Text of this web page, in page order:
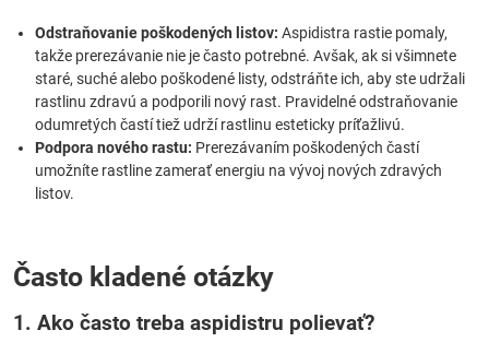
Odstraňovanie poškodených listov: Aspidistra rastie pomaly,
takže prerezávanie nie je často potrebné. Avšak, ak si všimnete
staré, suché alebo poškodené listy, odstráňte ich, aby ste udržali
rastlinu zdravú a podporili nový rast. Pravidelné odstraňovanie
odumretých častí tiež udrží rastlinu esteticky príťažlivú.
Podpora nového rastu: Prerezávaním poškodených častí
umožníte rastline zamerať energiu na vývoj nových zdravých
listov.
Často kladené otázky
1. Ako často treba aspidistru polievať?